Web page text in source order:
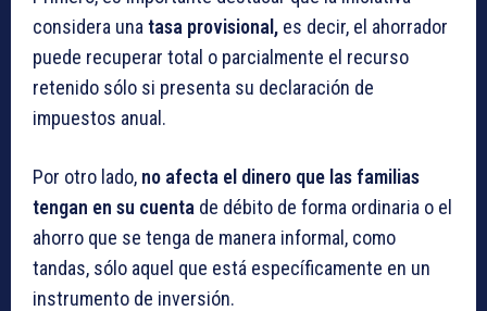
considera una tasa provisional, es decir, el ahorrador
puede recuperar total o parcialmente el recurso
retenido sólo si presenta su declaración de
impuestos anual.
Por otro lado, no afecta el dinero que las familias
tengan en su cuenta de débito de forma ordinaria o el
ahorro que se tenga de manera informal, como
tandas, sólo aquel que está específicamente en un
instrumento de inversión.